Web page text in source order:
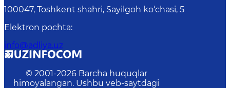
100047, Toshkent shahri, Sayilgoh ko‘chasi, 5
Elektron pochta:
info@adliya.uz
© 2001-2026 Barcha huquqlar
himoyalangan. Ushbu veb-saytdagi